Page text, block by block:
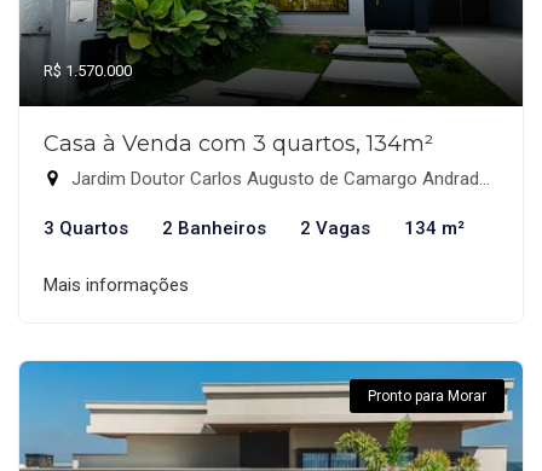
R$ 1.570.000
Casa à Venda com 3 quartos, 134m²
Jardim Doutor Carlos Augusto de Camargo Andrade, Indaiatuba-SP
3 Quartos 2 Banheiros 2 Vagas 134 m²
Mais informações
Pronto para Morar